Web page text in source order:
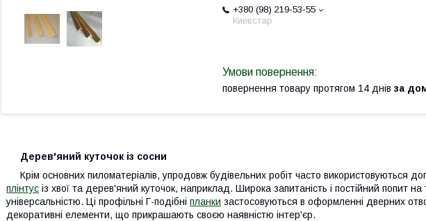
+380 (98) 219-53-55
Киевстар
повернення товару протягом 14 днів за
Дерев'яний куточок із сосни
Крім основних пиломатеріалів, упродовж будівельних робіт часто використовуються
плінтус із хвої та дерев'яний куточок, наприклад. Широка запитаність і постійний попит на
універсальністю. Ці профільні Г-подібні планки застосовуються в оформленні дверних
декоративні елементи, що прикрашають своєю наявністю інтер'єр.